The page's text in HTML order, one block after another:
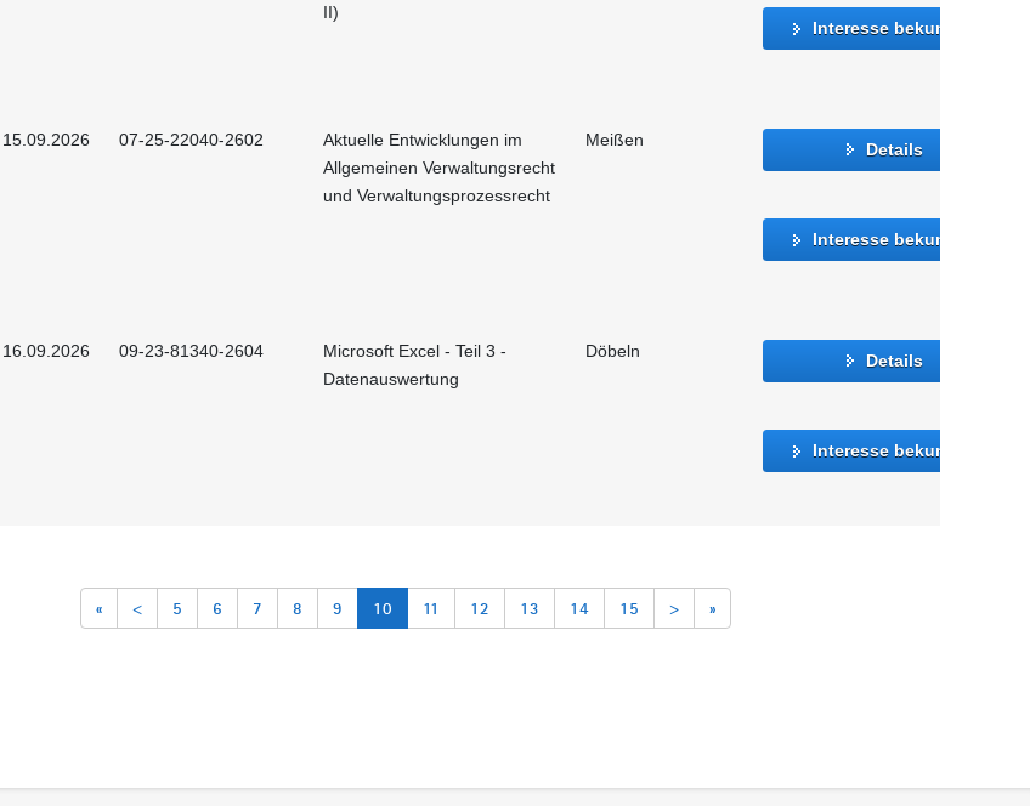
II)
Interesse bekunden
15.09.2026 07-25-22040-2602
Aktuelle Entwicklungen im
Allgemeinen Verwaltungsrecht
und Verwaltungsprozessrecht
Meißen Details
Interesse bekunden
16.09.2026 09-23-81340-2604
Microsoft Excel - Teil 3 -
Datenauswertung
Döbeln Details
Interesse bekunden
« < 5 6 7 8 9 10 11 12 13 14 15 > »